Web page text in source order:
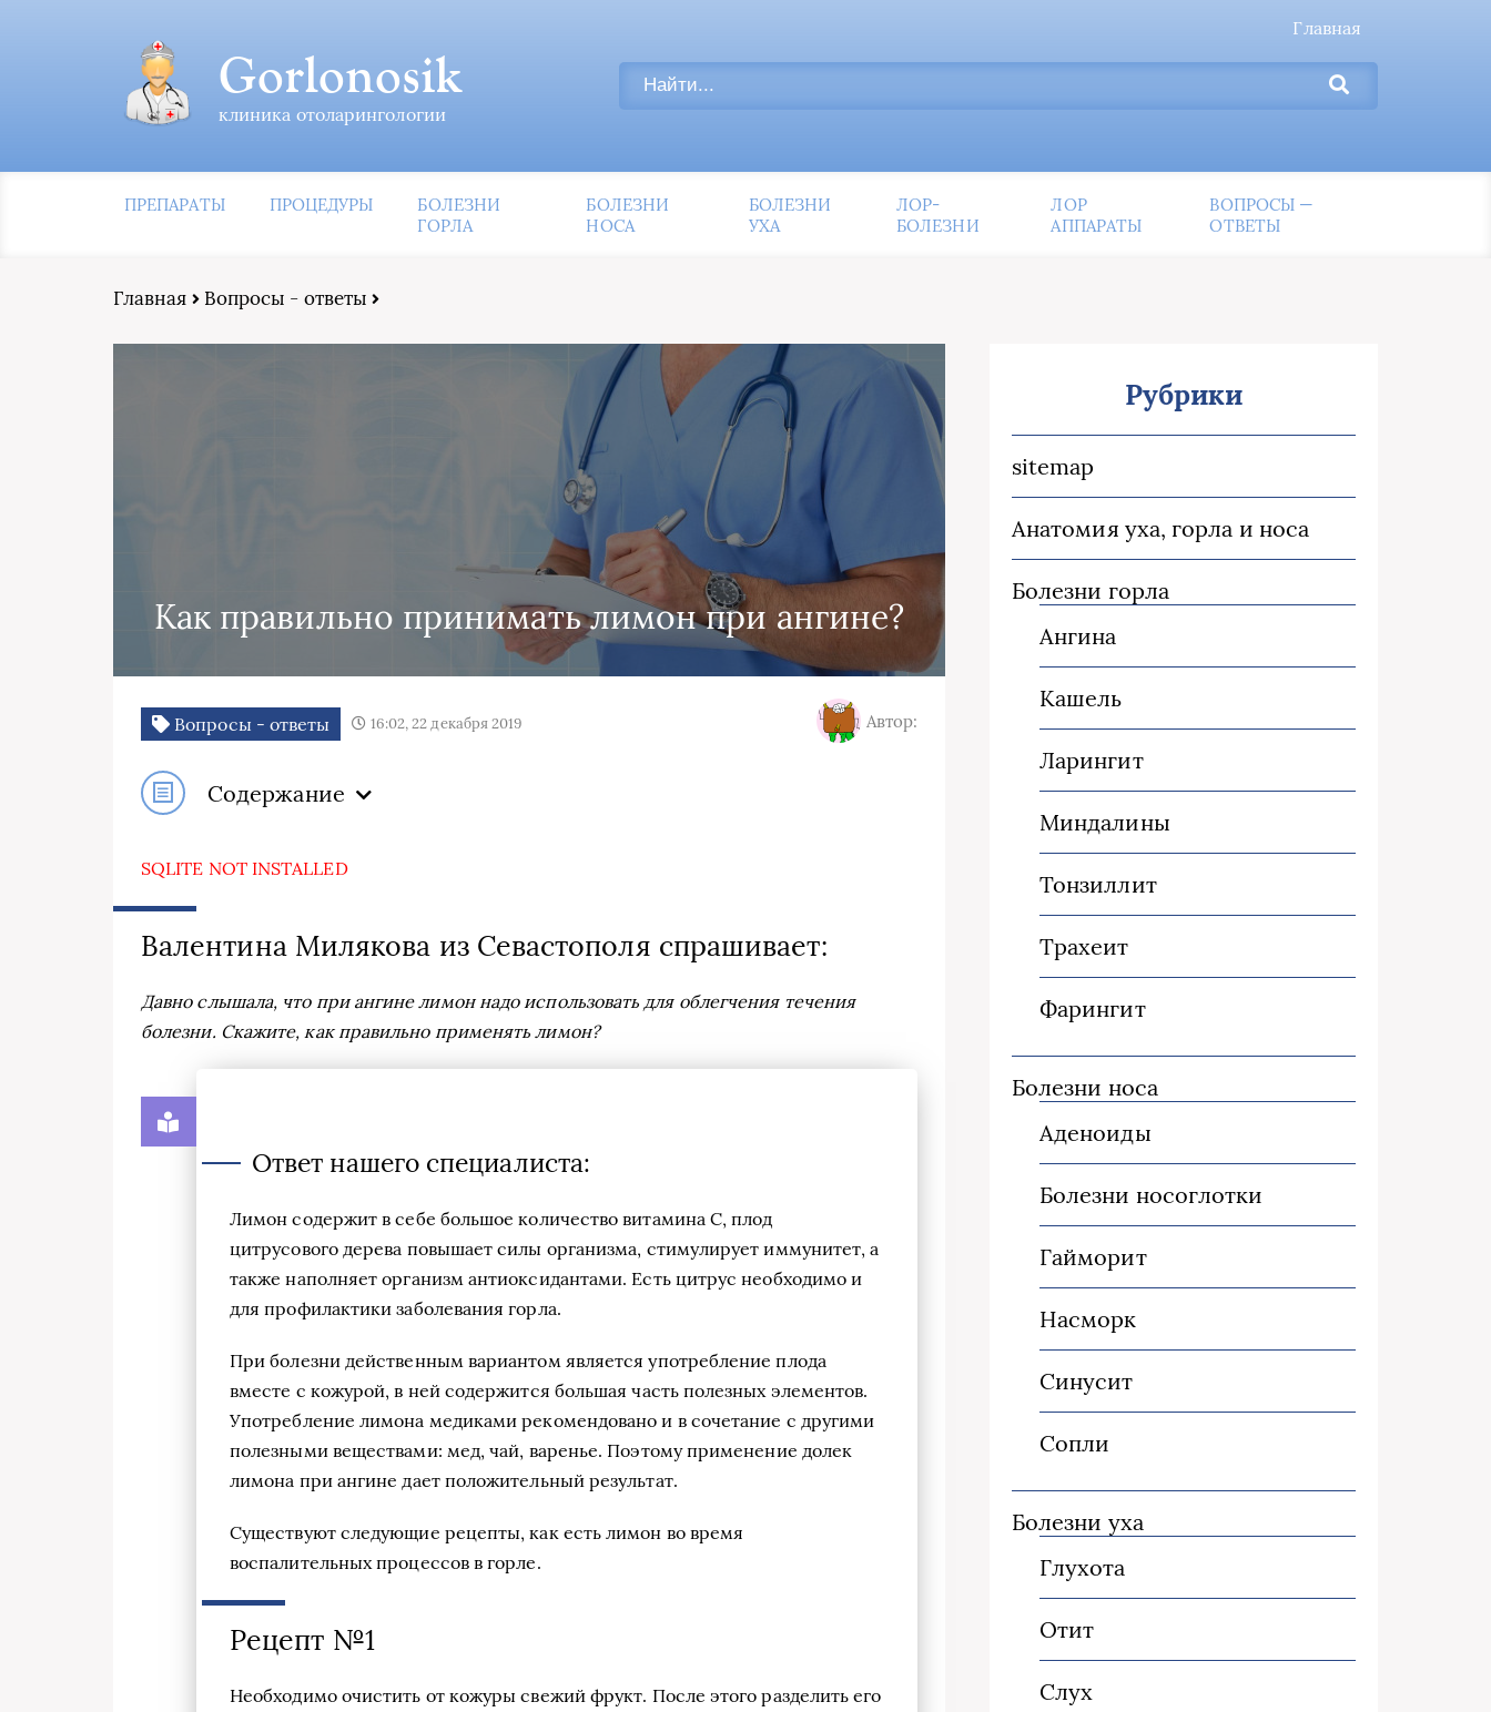
Главная
Gorlonosik
клиника отоларингологии
ПРЕПАРАТЫ ПРОЦЕДУРЫ
БОЛЕЗНИ
ГОРЛА
БОЛЕЗНИ
НОСА
БОЛЕЗНИ
УХА
ЛОР-
БОЛЕЗНИ
ЛОР
АППАРАТЫ
ВОПРОСЫ —
ОТВЕТЫ
Главная Вопросы - ответы
Как правильно принимать лимон при ангине?
Вопросы - ответы 16:02, 22 декабря 2019 Автор:
Содержание
SQLITE NOT INSTALLED
Валентина Милякова из Севастополя спрашивает:
Давно слышала, что при ангине лимон надо использовать для облегчения течения
болезни. Скажите, как правильно применять лимон?
Ответ нашего специалиста:
Лимон содержит в себе большое количество витамина C, плод
цитрусового дерева повышает силы организма, стимулирует иммунитет, а
также наполняет организм антиоксидантами. Есть цитрус необходимо и
для профилактики заболевания горла.
При болезни действенным вариантом является употребление плода
вместе с кожурой, в ней содержится большая часть полезных элементов.
Употребление лимона медиками рекомендовано и в сочетание с другими
полезными веществами: мед, чай, варенье. Поэтому применение долек
лимона при ангине дает положительный результат.
Существуют следующие рецепты, как есть лимон во время
воспалительных процессов в горле.
Рецепт №1
Необходимо очистить от кожуры свежий фрукт. После этого разделить его
Рубрики
sitemap
Анатомия уха, горла и носа
Болезни горла
Ангина
Кашель
Ларингит
Миндалины
Тонзиллит
Трахеит
Фарингит
Болезни носа
Аденоиды
Болезни носоглотки
Гайморит
Насморк
Синусит
Сопли
Болезни уха
Глухота
Отит
Слух